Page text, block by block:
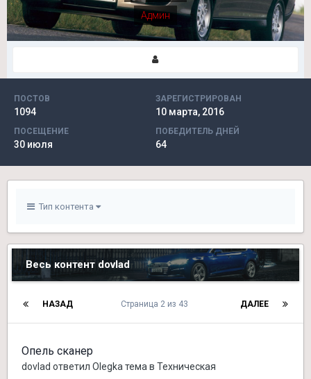
Админ
ПОСТОВ
1094
ЗАРЕГИСТРИРОВАН
10 марта, 2016
ПОСЕЩЕНИЕ
30 июля
ПОБЕДИТЕЛЬ ДНЕЙ
64
Тип контента
Весь контент dovlad
НАЗАД ДАЛЕЕ
Страница 2 из 43
Опель сканер
dovlad ответил Olegka тема в Техническая